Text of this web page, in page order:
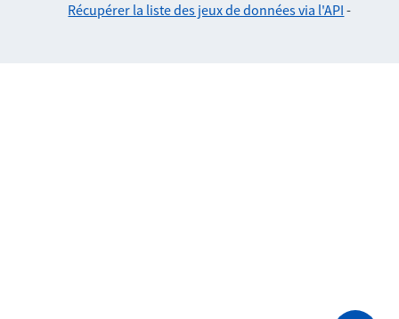
Récupérer la liste des jeux de données via l'API -